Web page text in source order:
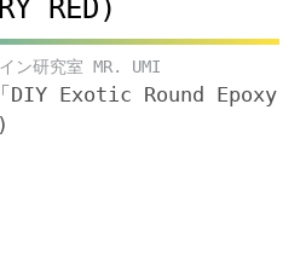
RED)
ン研究室 MR. UMI
DIY Exotic Round Epoxy